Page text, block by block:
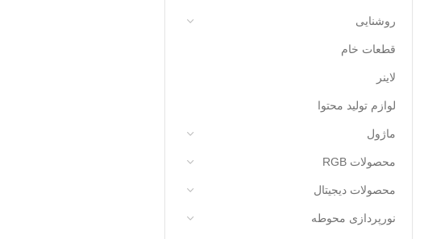
روشنایی
قطعات خام
لاینر
لوازم تولید محتوا
ماژول
محصولات RGB
محصولات دیجیتال
نورپردازی محوطه